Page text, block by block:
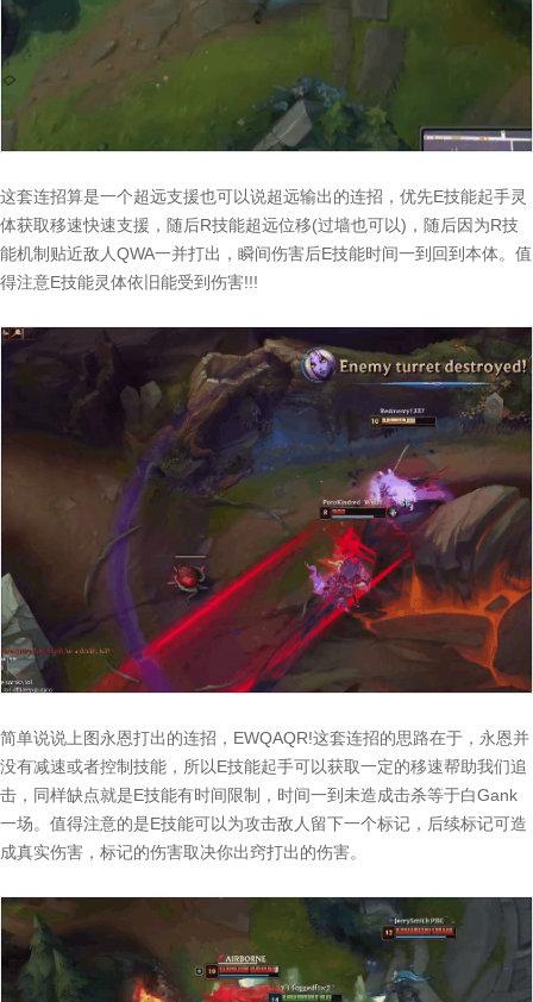
这套连招算是一个超远支援也可以说超远输出的连招，优先E技能起手灵
体获取移速快速支援，随后R技能超远位移(过墙也可以)，随后因为R技
能机制贴近敌人QWA一并打出，瞬间伤害后E技能时间一到回到本体。值
得注意E技能灵体依旧能受到伤害!!!
简单说说上图永恩打出的连招，EWQAQR!这套连招的思路在于，永恩并
没有减速或者控制技能，所以E技能起手可以获取一定的移速帮助我们追
击，同样缺点就是E技能有时间限制，时间一到未造成击杀等于白Gank
一场。值得注意的是E技能可以为攻击敌人留下一个标记，后续标记可造
成真实伤害，标记的伤害取决你出窍打出的伤害。